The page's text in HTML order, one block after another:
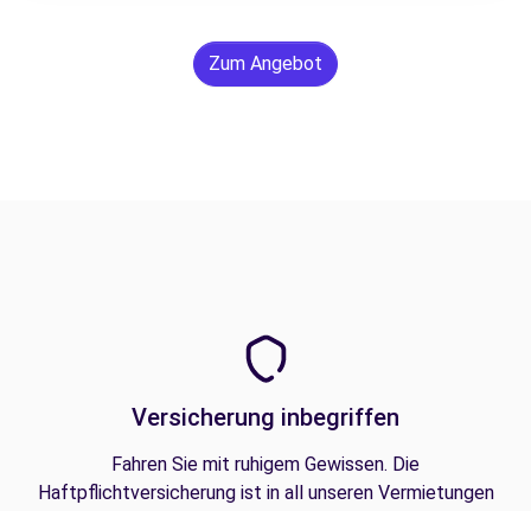
Zum Angebot
Versicherung inbegriffen
Fahren Sie mit ruhigem Gewissen. Die
Haftpflichtversicherung ist in all unseren Vermietungen